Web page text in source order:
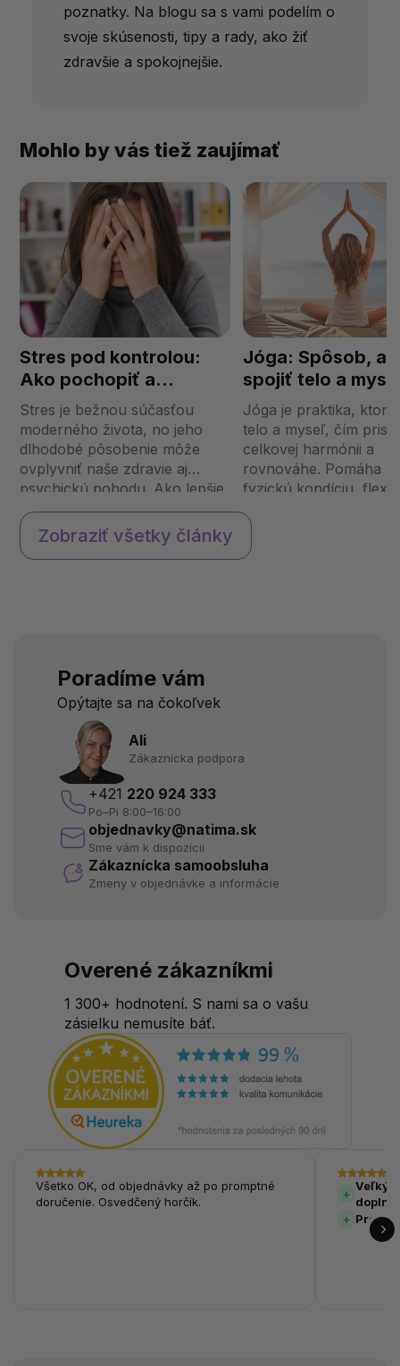
poznatky. Na blogu sa s vami podelím o
svoje skúsenosti, tipy a rady, ako žiť
zdravšie a spokojnejšie.
Mohlo by vás tiež zaujímať
Stres pod kontrolou:
Ako pochopiť a
zvládnuť stres v
modernej dobe
Stres je bežnou súčasťou
moderného života, no jeho
dlhodobé pôsobenie môže
ovplyvniť naše zdravie aj
psychickú pohodu. Ako lepšie
porozumieť stresu, jeho
príčinám a nájsť účinné
spôsoby, ako ho zvládať?
Jóga: Spôsob,
spojiť telo a
Jóga je praktika, ktorá
telo a myseľ, čím
celkovej harmónii a
rovnováhe. Pomáha
fyzickú kondíciu,
môže pravidelné
ovplyvniť váš život a
Zobraziť všetky články
Poradíme vám
Opýtajte sa na čokoľvek
Ali
Zákaznícka podpora
+421 220 924 333
Po–Pi 8:00–16:00
objednavky@natima.sk
Sme vám k dispozícii
Zákaznícka samoobsluha
Zmeny v objednávke a informácie
Overené zákazníkmi
1 300+ hodnotení. S nami sa o vašu
zásielku nemusíte báť.
Všetko OK, od objednávky až po promptné
doručenie. Osvedčený horčík.
Veľký